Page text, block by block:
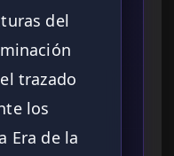
del
trazado
los
Era de la